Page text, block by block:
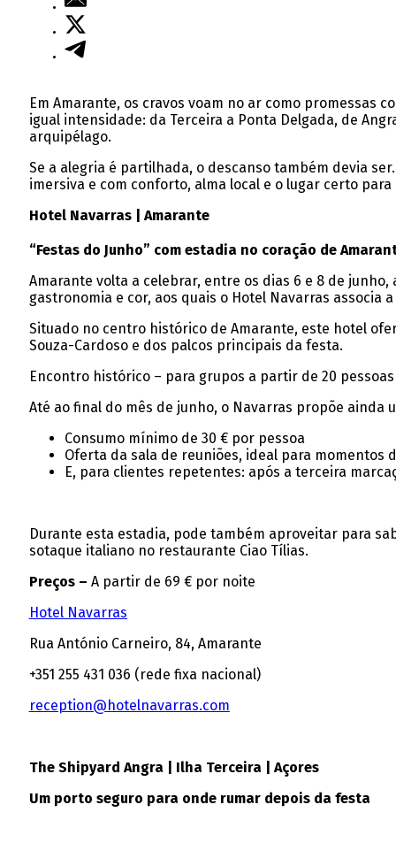
Em Amarante, os cravos voam no ar como promessas
igual intensidade: da Terceira a Ponta Delgada, de
arquipélago.
Se a alegria é partilhada, o descanso também devia
imersiva e com conforto, alma local e o lugar certo
Hotel Navarras | Amarante
“Festas do Junho” com estadia no coração de
Amarante volta a celebrar, entre os dias 6 e 8 de junho,
gastronomia e cor, aos quais o Hotel Navarras associa
Situado no centro histórico de Amarante, este hotel
Souza-Cardoso e dos palcos principais da festa.
Encontro histórico – para grupos a partir de 20 pessoas
Até ao final do mês de junho, o Navarras propõe
Consumo mínimo de 30 € por pessoa
Oferta da sala de reuniões, ideal para momentos
E, para clientes repetentes: após a terceira
Durante esta estadia, pode também aproveitar para
sotaque italiano no restaurante Ciao Tílias.
Preços – A partir de 69 € por noite
Hotel Navarras
Rua António Carneiro, 84, Amarante
+351 255 431 036 (rede fixa nacional)
reception@hotelnavarras.com
The Shipyard Angra | Ilha Terceira | Açores
Um porto seguro para onde rumar depois da festa